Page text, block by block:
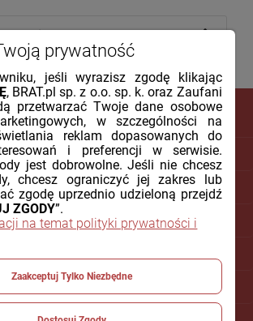
DLA KLIENTA
PŁATNOŚCI I DOSTAWA
INFORMACJE
POMOC
prywatność
jeśli wyrazisz zgodę klikając
, BRAT.pl sp. z o.o. sp. k. oraz Zaufani
przetwarzać Twoje dane osobowe
w szczególności na
reklam dopasowanych do
i preferencji w serwisie.
jest dobrowolne. Jeśli nie chcesz
chcesz ograniczyć jej zakres lub
zgodę uprzednio udzieloną przejdź
ZGODY”.
na temat polityki prywatności i
Zaakceptuj Tylko Niezbędne